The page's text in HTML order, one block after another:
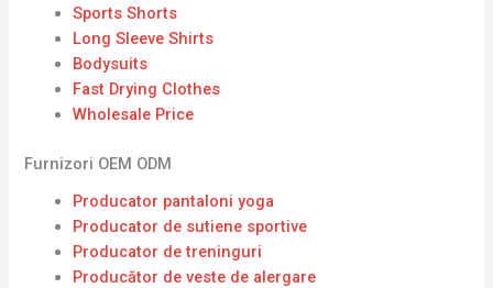
Sports Shorts
Long Sleeve Shirts
Bodysuits
Fast Drying Clothes
Wholesale Price
Furnizori OEM ODM
Producator pantaloni yoga
Producator de sutiene sportive
Producator de treninguri
Producător de veste de alergare